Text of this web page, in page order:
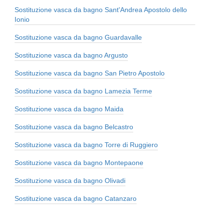
Sostituzione vasca da bagno Sant'Andrea Apostolo dello
Ionio
Sostituzione vasca da bagno Guardavalle
Sostituzione vasca da bagno Argusto
Sostituzione vasca da bagno San Pietro Apostolo
Sostituzione vasca da bagno Lamezia Terme
Sostituzione vasca da bagno Maida
Sostituzione vasca da bagno Belcastro
Sostituzione vasca da bagno Torre di Ruggiero
Sostituzione vasca da bagno Montepaone
Sostituzione vasca da bagno Olivadi
Sostituzione vasca da bagno Catanzaro